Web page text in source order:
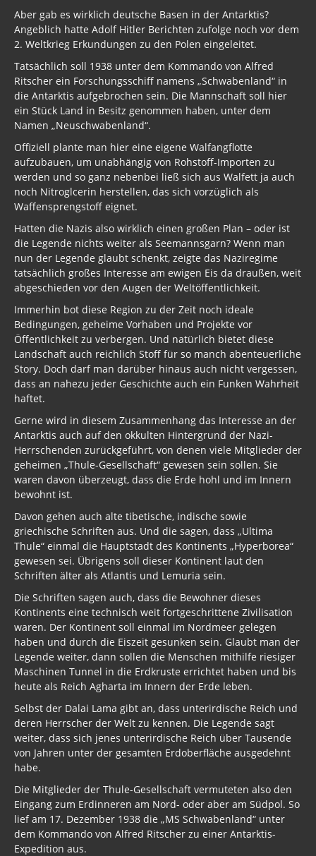
Aber gab es wirklich deutsche Basen in der Antarktis?
Angeblich hatte Adolf Hitler Berichten zufolge noch vor dem
2. Weltkrieg Erkundungen zu den Polen eingeleitet.
Tatsächlich soll 1938 unter dem Kommando von Alfred
Ritscher ein Forschungsschiff namens „Schwabenland“ in
die Antarktis aufgebrochen sein. Die Mannschaft soll hier
ein Stück Land in Besitz genommen haben, unter dem
Namen „Neuschwabenland“.
Offiziell plante man hier eine eigene Walfangflotte
aufzubauen, um unabhängig von Rohstoff-Importen zu
werden und so ganz nebenbei ließ sich aus Walfett ja auch
noch Nitroglcerin herstellen, das sich vorzüglich als
Waffensprengstoff eignet.
Hatten die Nazis also wirklich einen großen Plan – oder ist
die Legende nichts weiter als Seemannsgarn? Wenn man
nun der Legende glaubt schenkt, zeigte das Naziregime
tatsächlich großes Interesse am ewigen Eis da draußen, weit
abgeschieden vor den Augen der Weltöffentlichkeit.
Immerhin bot diese Region zu der Zeit noch ideale
Bedingungen, geheime Vorhaben und Projekte vor
Öffentlichkeit zu verbergen. Und natürlich bietet diese
Landschaft auch reichlich Stoff für so manch abenteuerliche
Story. Doch darf man darüber hinaus auch nicht vergessen,
dass an nahezu jeder Geschichte auch ein Funken Wahrheit
haftet.
Gerne wird in diesem Zusammenhang das Interesse an der
Antarktis auch auf den okkulten Hintergrund der Nazi-
Herrschenden zurückgeführt, von denen viele Mitglieder der
geheimen „Thule-Gesellschaft“ gewesen sein sollen. Sie
waren davon überzeugt, dass die Erde hohl und im Innern
bewohnt ist.
Davon gehen auch alte tibetische, indische sowie
griechische Schriften aus. Und die sagen, dass „Ultima
Thule“ einmal die Hauptstadt des Kontinents „Hyperborea“
gewesen sei. Übrigens soll dieser Kontinent laut den
Schriften älter als Atlantis und Lemuria sein.
Die Schriften sagen auch, dass die Bewohner dieses
Kontinents eine technisch weit fortgeschrittene Zivilisation
waren. Der Kontinent soll einmal im Nordmeer gelegen
haben und durch die Eiszeit gesunken sein. Glaubt man der
Legende weiter, dann sollen die Menschen mithilfe riesiger
Maschinen Tunnel in die Erdkruste errichtet haben und bis
heute als Reich Agharta im Innern der Erde leben.
Selbst der Dalai Lama gibt an, dass unterirdische Reich und
deren Herrscher der Welt zu kennen. Die Legende sagt
weiter, dass sich jenes unterirdische Reich über Tausende
von Jahren unter der gesamten Erdoberfläche ausgedehnt
habe.
Die Mitglieder der Thule-Gesellschaft vermuteten also den
Eingang zum Erdinneren am Nord- oder aber am Südpol. So
lief am 17. Dezember 1938 die „MS Schwabenland“ unter
dem Kommando von Alfred Ritscher zu einer Antarktis-
Expedition aus.